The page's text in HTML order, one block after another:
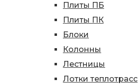
Плиты ПБ
Плиты ПК
Блоки
Колонны
Лестницы
Лотки теплотрасс